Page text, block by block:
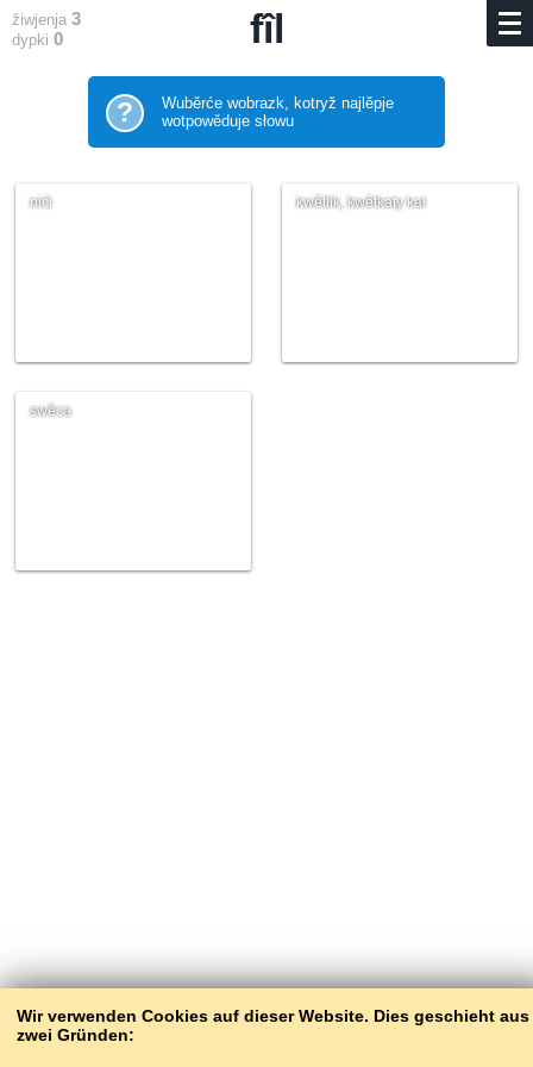
Wir verwenden Cookies auf dieser Website. Dies geschieht aus
zwei Gründen:
žiwjenja 3
dypki 0 fîl
?
Wuběrće wobrazk, kotryž najlěpje
wotpowěduje słowu
nići kwětlik, kwětkaty kał
swěca